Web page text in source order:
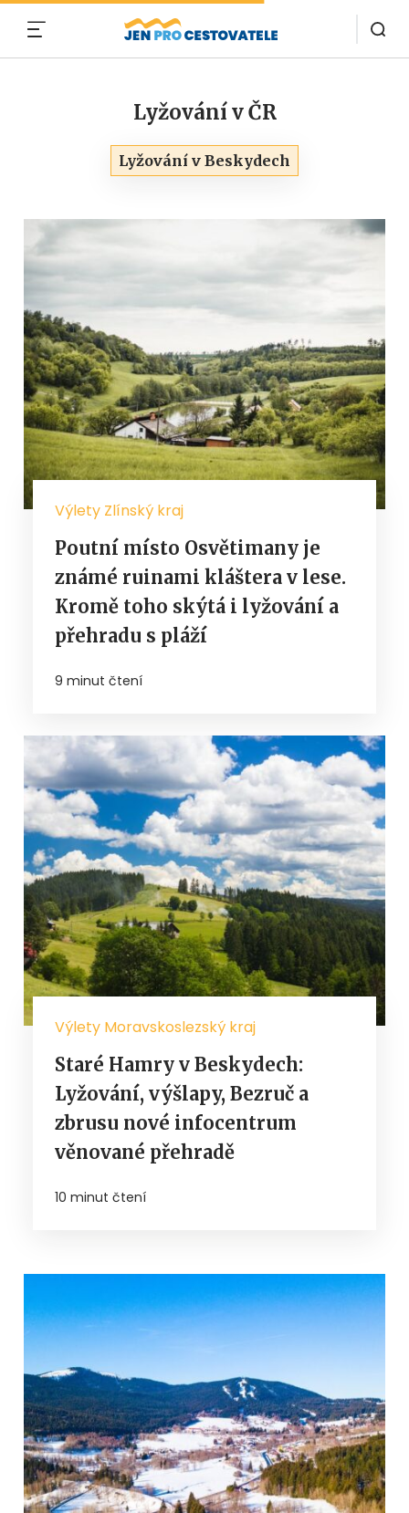
Lyžování v ČR
Lyžování v Beskydech
Výlety Zlínský kraj
Poutní místo Osvětimany je
známé ruinami kláštera v lese.
Kromě toho skýtá i lyžování a
přehradu s pláží
9 minut čtení
Výlety Moravskoslezský kraj
Staré Hamry v Beskydech:
Lyžování, výšlapy, Bezruč a
zbrusu nové infocentrum
věnované přehradě
10 minut čtení